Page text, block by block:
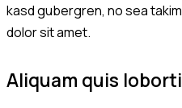
kasd gubergren, no sea
dolor sit amet.
Aliquam quis